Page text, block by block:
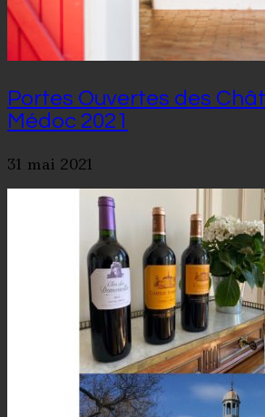
Portes Ouvertes des
Médoc 2021
31 mai 2021